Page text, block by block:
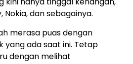
dan sebagainya.
merasa puas dengan
yang ada saat ini. Tetap
dengan melihat